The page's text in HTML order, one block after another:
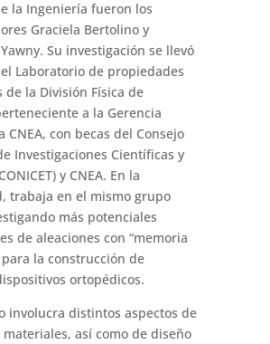
la Ingeniería fueron los
Graciela Bertolino y
Su investigación se llevó
Laboratorio de propiedades
de la División Física de
a la Gerencia
CNEA, con becas del Consejo
Investigaciones Científicas y
y CNEA. En la
trabaja en el mismo grupo
más potenciales
de aleaciones con “memoria
la construcción de
ortopédicos.
involucra distintos aspectos de
así como de diseño